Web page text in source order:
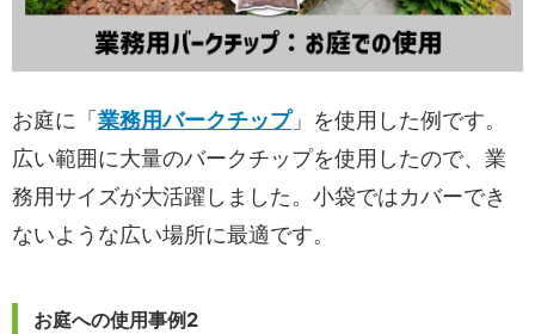
お庭に「業務用バークチップ」を使用した例です。
広い範囲に大量のバークチップを使用したので、業
務用サイズが大活躍しました。小袋ではカバーでき
ないような広い場所に最適です。
お庭への使用事例2